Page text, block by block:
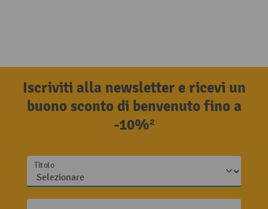
Iscriviti alla newsletter e ricevi un
buono sconto di benvenuto fino a
-10%²
Titolo